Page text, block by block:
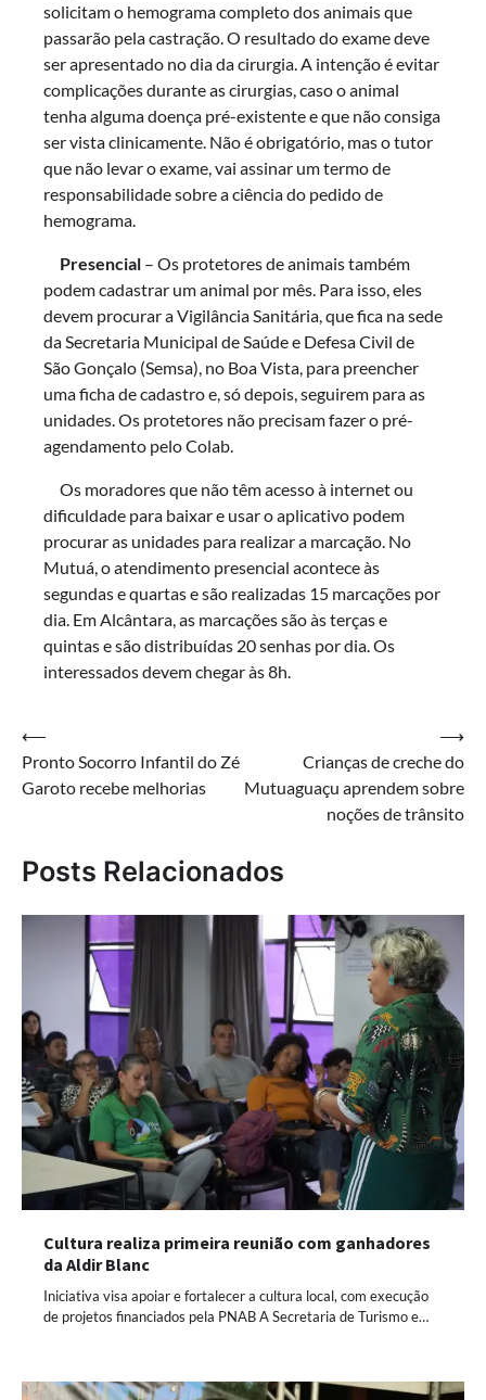
solicitam o hemograma completo dos animais que
passarão pela castração. O resultado do exame deve
ser apresentado no dia da cirurgia. A intenção é evitar
complicações durante as cirurgias, caso o animal
tenha alguma doença pré-existente e que não consiga
ser vista clinicamente. Não é obrigatório, mas o tutor
que não levar o exame, vai assinar um termo de
responsabilidade sobre a ciência do pedido de
hemograma.
Presencial – Os protetores de animais também
podem cadastrar um animal por mês. Para isso, eles
devem procurar a Vigilância Sanitária, que fica na sede
da Secretaria Municipal de Saúde e Defesa Civil de
São Gonçalo (Semsa), no Boa Vista, para preencher
uma ficha de cadastro e, só depois, seguirem para as
unidades. Os protetores não precisam fazer o pré-
agendamento pelo Colab.
Os moradores que não têm acesso à internet ou
dificuldade para baixar e usar o aplicativo podem
procurar as unidades para realizar a marcação. No
Mutuá, o atendimento presencial acontece às
segundas e quartas e são realizadas 15 marcações por
dia. Em Alcântara, as marcações são às terças e
quintas e são distribuídas 20 senhas por dia. Os
interessados devem chegar às 8h.
Navegação
de
⟵
Pronto Socorro Infantil do Zé
Garoto recebe melhorias
Crianças de creche do
Mutuaguaçu aprendem sobre
noções de trânsito
⟶
Posts Relacionados
Cultura realiza primeira reunião com ganhadores
da Aldir Blanc
Iniciativa visa apoiar e fortalecer a cultura local, com execução
de projetos financiados pela PNAB A Secretaria de Turismo e…